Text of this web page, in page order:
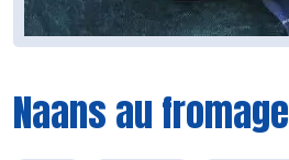
Naans au fromage